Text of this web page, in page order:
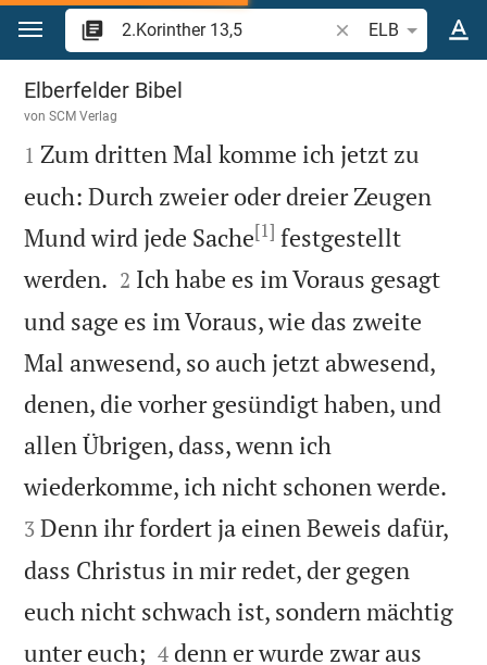
Zum Inhalt springen
Bibelstelle oder
ELB
2.Korinther 13
Elberfelder Bibel
vonSCM Verlag

1 Zum dritten Mal komme ich jetzt zu
euch: Durch zweier oder dreier Zeugen
Mund wird jede Sache[1] festgestellt
werden. 

2 Ich habe es im Voraus gesagt
und sage es im Voraus, wie das zweite
Mal anwesend, so auch jetzt abwesend,
denen, die vorher gesündigt haben, und
allen Übrigen, dass, wenn ich
wiederkomme, ich nicht schonen werde.
3 Denn ihr fordert ja einen Beweis dafür,
dass Christus in mir redet, der gegen
euch nicht schwach ist, sondern mächtig
unter euch; 

4 denn er wurde zwar aus